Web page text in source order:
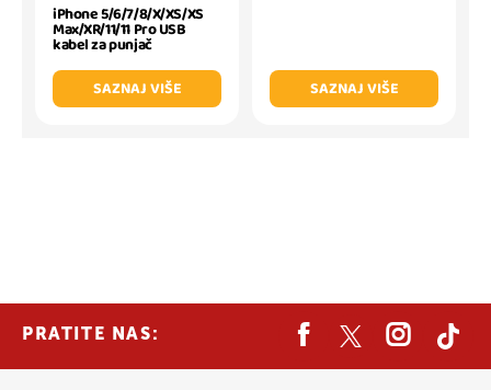
iPhone 5/6/7/8/X/XS/XS
Max/XR/11/11 Pro USB
kabel za punjač
SAZNAJ VIŠE
SAZNAJ VIŠE
PRATITE NAS: